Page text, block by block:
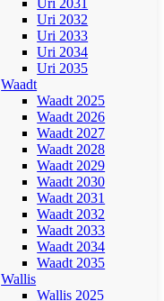
Uri 2031
Uri 2032
Uri 2033
Uri 2034
Uri 2035
Waadt
Waadt 2025
Waadt 2026
Waadt 2027
Waadt 2028
Waadt 2029
Waadt 2030
Waadt 2031
Waadt 2032
Waadt 2033
Waadt 2034
Waadt 2035
Wallis
Wallis 2025